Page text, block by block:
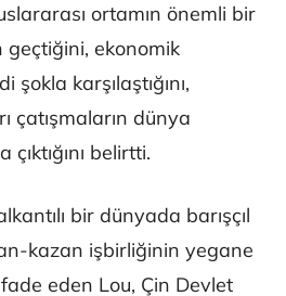
ortamın önemli bir
geçtiğini, ekonomik
karşılaştığını,
çatışmaların dünya
belirtti.
bir dünyada barışçıl
kazan işbirliğinin yegane
eden Lou, Çin Devlet